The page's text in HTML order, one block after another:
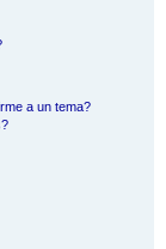
a un tema?